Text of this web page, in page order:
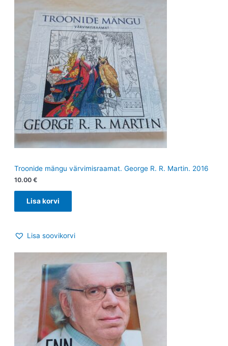
Troonide mängu värvimisraamat. George R. R. Martin. 2016
10.00 €
Lisa korvi
Lisa soovikorvi